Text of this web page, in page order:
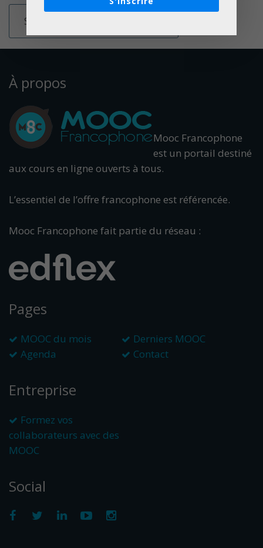
À propos
Mooc Francophone
est un portail destiné
aux cours en ligne ouverts à tous.
L’essentiel de l’offre francophone est référencée.
Mooc Francophone fait partie du réseau :
Pages
MOOC du mois
Derniers MOOC
Agenda
Contact
Entreprise
Formez vos
collaborateurs avec des
MOOC
Social